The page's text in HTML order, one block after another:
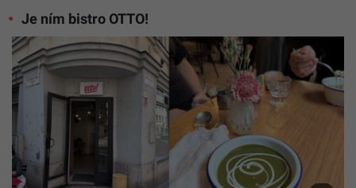
Je ním bistro OTTO!